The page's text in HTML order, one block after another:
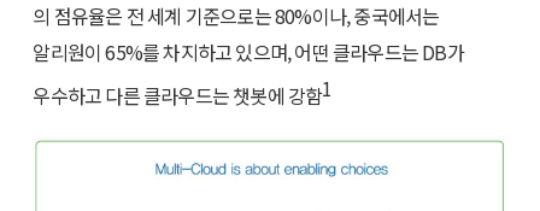
의 점유율은 전 세계 기준으로는 80%이나, 중국에서는
알리원이 65%를 차지하고 있으며, 어떤 클라우드는 DB가
우수하고 다른 클라우드는 챗봇에 강함1